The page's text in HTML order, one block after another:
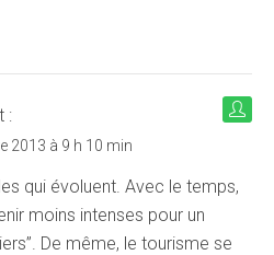
:
2013 à 9 h 10 min
qui évoluent. Avec le temps,
moins intenses pour un
De même, le tourisme se